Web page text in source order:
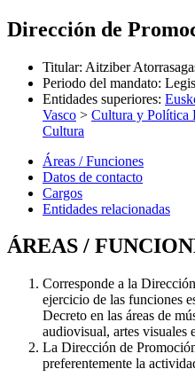
Dirección de
Titular: Aitziber
Periodo del mandato:
Entidades superiores:
Vasco > Cultura y Política
Cultura
Áreas / Funciones
Datos de contacto
Cargos
Entidades relacionadas
ÁREAS /
Corresponde a la
ejercicio de las funciones
Decreto en las áreas de
audiovisual, artes visuales
La Dirección de
preferentemente la